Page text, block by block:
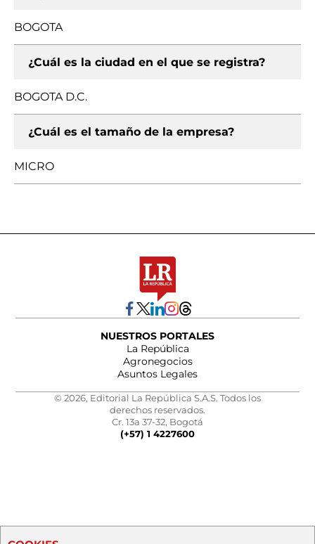
BOGOTA
¿Cuál es la ciudad en el que se registra?
BOGOTA D.C.
¿Cuál es el tamaño de la empresa?
MICRO
NUESTROS PORTALES
La República
Agronegocios
Asuntos Legales
© 2026, Editorial La República S.A.S. Todos los
derechos reservados.
Cr. 13a 37-32, Bogotá
(+57) 1 4227600